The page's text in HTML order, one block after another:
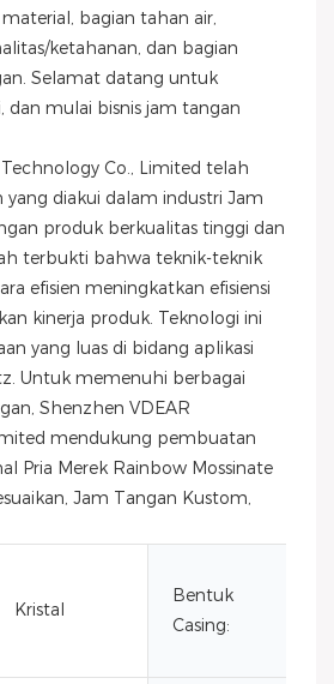
bagian tahan air,
ketahanan, dan bagian
Selamat datang untuk
dan mulai bisnis jam tangan
Co., Limited telah
diakui dalam industri Jam
produk berkualitas tinggi dan
terbukti bahwa teknik-teknik
efisien meningkatkan efisiensi
kinerja produk. Teknologi ini
yang luas di bidang aplikasi
Untuk memenuhi berbagai
Shenzhen VDEAR
mendukung pembuatan
Pria Merek Rainbow Mossinate
Jam Tangan Kustom,
Kristal
Bentuk
Casing: